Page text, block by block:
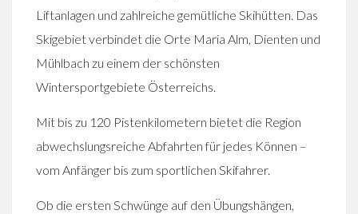
Liftanlagen und zahlreiche gemütliche Skihütten. Das
Skigebiet verbindet die Orte Maria Alm, Dienten und
Mühlbach zu einem der schönsten
Wintersportgebiete Österreichs.
Mit bis zu 120 Pistenkilometern bietet die Region
abwechslungsreiche Abfahrten für jedes Können –
vom Anfänger bis zum sportlichen Skifahrer.
Ob die ersten Schwünge auf den Übungshängen,